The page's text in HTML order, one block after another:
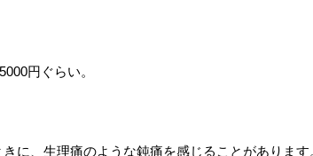
円ぐらい。
に、生理痛のような鈍痛を感じることがありま